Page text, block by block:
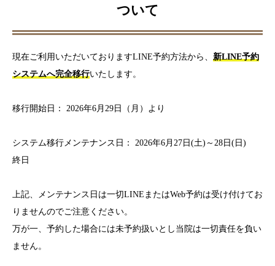
ついて
現在ご利用いただいておりますLINE予約方法から、 新LINE予約
システムへ完全移行いたします。
移行開始日： 2026年6月29日（月）より
システム移行メンテナンス日： 2026年6月27日(土)～28日(日)
終日
上記、メンテナンス日は一切LINEまたはWeb予約は受け付けてお
りませんのでご注意ください。
万が一、予約した場合には未予約扱いとし当院は一切責任を負い
ません。